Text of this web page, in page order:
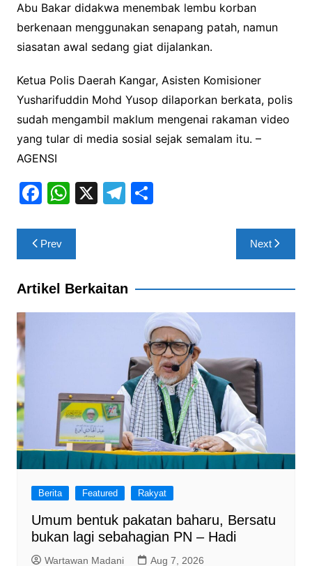
Abu Bakar didakwa menembak lembu korban
berkenaan menggunakan senapang patah, namun
siasatan awal sedang giat dijalankan.
Ketua Polis Daerah Kangar, Asisten Komisioner
Yusharifuddin Mohd Yusop dilaporkan berkata, polis
sudah mengambil maklum mengenai rakaman video
yang tular di media sosial sejak semalam itu. –
AGENSI
F
c
e
b
W
at
s
A
X T
a
S
Post
navigation
Prev Next
Artikel Berkaitan
Berita Featured Rakyat
Umum bentuk pakatan baharu, Bersatu
bukan lagi sebahagian PN – Hadi
Wartawan Madani Aug 7, 2026